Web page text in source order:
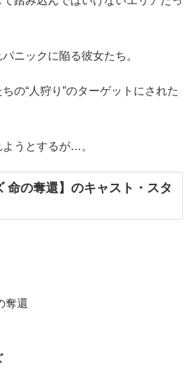
ニックに陥る彼女たち。
の“人狩り”のターゲットにされた
うとするが…。
命の奪還】のキャスト・スタ
奪還